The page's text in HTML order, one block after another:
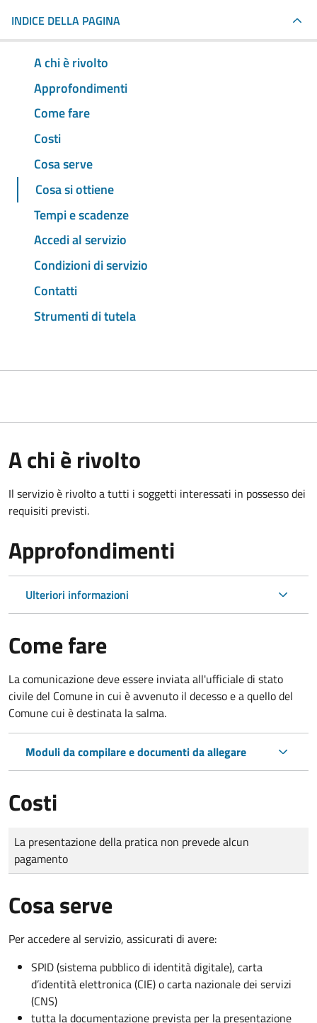
INDICE DELLA PAGINA
A chi è rivolto
Approfondimenti
Come fare
Costi
Cosa serve
Cosa si ottiene
Tempi e scadenze
Accedi al servizio
Condizioni di servizio
Contatti
Strumenti di tutela
A chi è rivolto
Il servizio è rivolto a tutti i soggetti interessati in possesso dei
requisiti previsti.
Approfondimenti
Ulteriori informazioni
Come fare
La comunicazione deve essere inviata all'ufficiale di stato
civile del Comune in cui è avvenuto il decesso e a quello del
Comune cui è destinata la salma.
Moduli da compilare e documenti da allegare
Costi
Tipo di pagamento
Importo
La presentazione della pratica non prevede alcun
pagamento
Cosa serve
Per accedere al servizio, assicurati di avere:
SPID (sistema pubblico di identità digitale), carta
d’identità elettronica (CIE) o carta nazionale dei servizi
(CNS)
tutta la documentazione prevista per la presentazione